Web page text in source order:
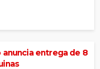
entrega de 8